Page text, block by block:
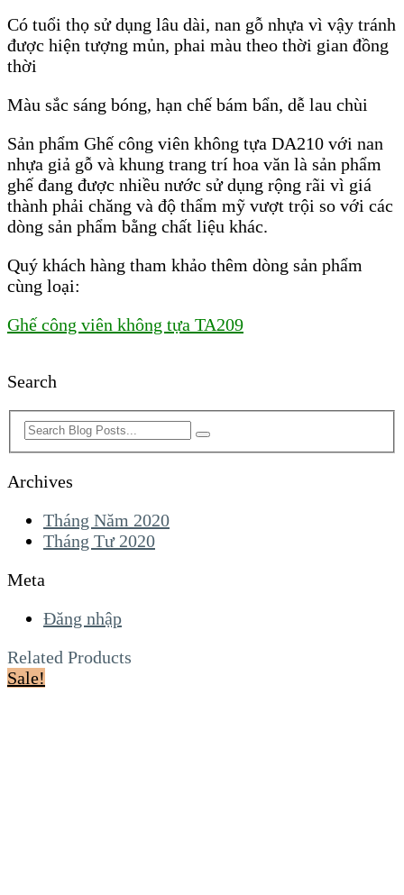
Có tuổi thọ sử dụng lâu dài, nan gỗ nhựa vì vậy tránh
được hiện tượng mủn, phai màu theo thời gian đồng
thời
Màu sắc sáng bóng, hạn chế bám bẩn, dễ lau chùi
Sản phẩm Ghế công viên không tựa DA210 với nan
nhựa giả gỗ và khung trang trí hoa văn là sản phẩm
ghế đang được nhiều nước sử dụng rộng rãi vì giá
thành phải chăng và độ thẩm mỹ vượt trội so với các
dòng sản phẩm bằng chất liệu khác.
Quý khách hàng tham khảo thêm dòng sản phẩm
cùng loại:
Ghế công viên không tựa TA209
Search
Archives
Tháng Năm 2020
Tháng Tư 2020
Meta
Đăng nhập
Related Products
Sale!